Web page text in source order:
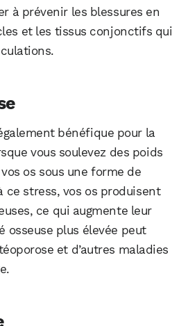
à prévenir les blessures en
et les tissus conjonctifs qui
bénéfique pour la
vous soulevez des poids
os sous une forme de
ce stress, vos os produisent
ce qui augmente leur
osseuse plus élevée peut
et d’autres maladies